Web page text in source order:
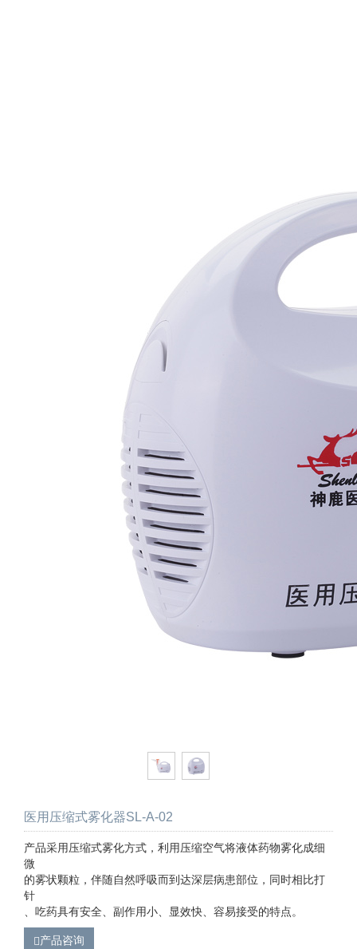
医用压缩式雾化器SL-A-02
产品采用压缩式雾化方式，利用压缩空气将液体药物雾化成细
微
的雾状颗粒，伴随自然呼吸而到达深层病患部位，同时相比打
针
、吃药具有安全、副作用小、显效快、容易接受的特点。
产品咨询